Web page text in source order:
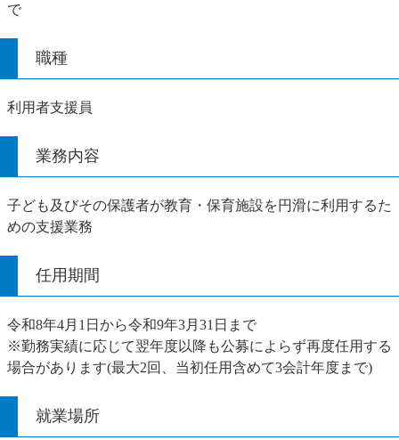
で
職種
利用者支援員
業務内容
子ども及びその保護者が教育・保育施設を円滑に利用するた
めの支援業務
任用期間
令和8年4月1日から令和9年3月31日まで
※勤務実績に応じて翌年度以降も公募によらず再度任用する
場合があります(最大2回、当初任用含めて3会計年度まで)
就業場所